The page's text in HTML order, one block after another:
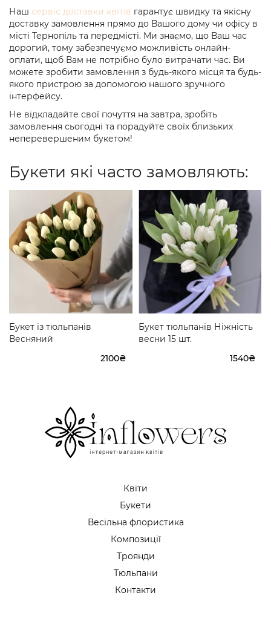
Наш сервіс доставки квітів гарантує швидку та якісну
доставку замовлення прямо до Вашого дому чи офісу в
місті Тернопіль та передмісті. Ми знаємо, що Ваш час
дорогий, тому забезпечуємо можливість онлайн-
оплати, щоб Вам не потрібно було витрачати час. Ви
можете зробити замовлення з будь-якого місця та будь-
якого пристрою за допомогою нашого зручного
інтерфейсу.
Не відкладайте свої почуття на завтра, зробіть
замовлення сьогодні та порадуйте своїх близьких
неперевершеним букетом!
Букети які часто замовляють:
Букет із тюльпанів
Весняний
2100₴
Букет тюльпанів Ніжність
весни 15 шт.
1540₴
Квіти
Букети
Весільна флористика
Композиції
Троянди
Тюльпани
Контакти